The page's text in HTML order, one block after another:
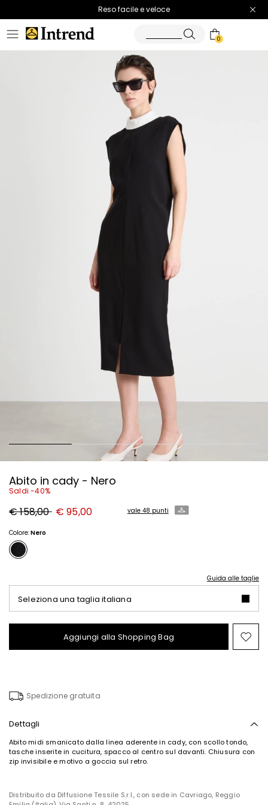
Spedizione gratuita
Reso facile e veloce
0
Abito in cady - Nero
Saldi -40%
Prezzo
originale
158,00
€ 158,00 Nuovo
prezzo
€ 95,00 vale 48 punti
Colore:Nero
Guida alle taglie
Seleziona una taglia italiana
Aggiungi alla Shopping Bag
Spedizione gratuita
Dettagli
Abito midi smanicato dalla linea aderente in cady, con scollo tondo,
tasche inserite in cucitura, spacco al centro sul davanti. Chiusura con
zip invisibile e motivo a goccia sul retro.
Distribuito da Diffusione Tessile S.r.l., con sede in Cavriago, Reggio